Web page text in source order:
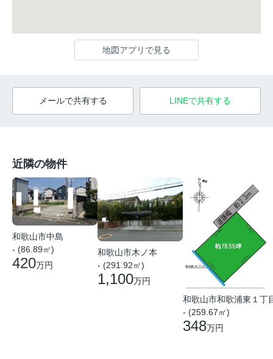
地図アプリで見る
メールで共有する LINEで共有する
近隣の物件
和歌山市中島
- (86.89㎡)
420万円
和歌山市木ノ本
- (291.92㎡)
1,100万円
和歌山市和歌浦東１丁
- (259.67㎡)
348万円